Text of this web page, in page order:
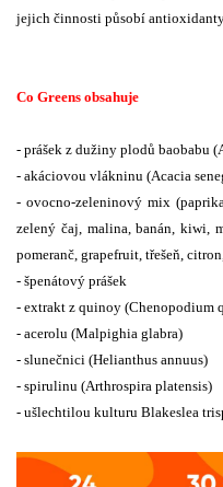
jejich činnosti působí
Co Greens obsahuje
- prášek z dužiny plodů baobabu
- akáciovou vlákninu (Acacia
- ovocno-zeleninový mix
zelený čaj, malina, banán, kiwi,
pomeranč, grapefruit, třešeň,
- špenátový prášek
- extrakt z quinoy (Chenopodium
- acerolu (Malpighia glabra)
- slunečnici (Helianthus annuus)
- spirulinu (Arthrospira platensis)
- ušlechtilou kulturu Blakeslea